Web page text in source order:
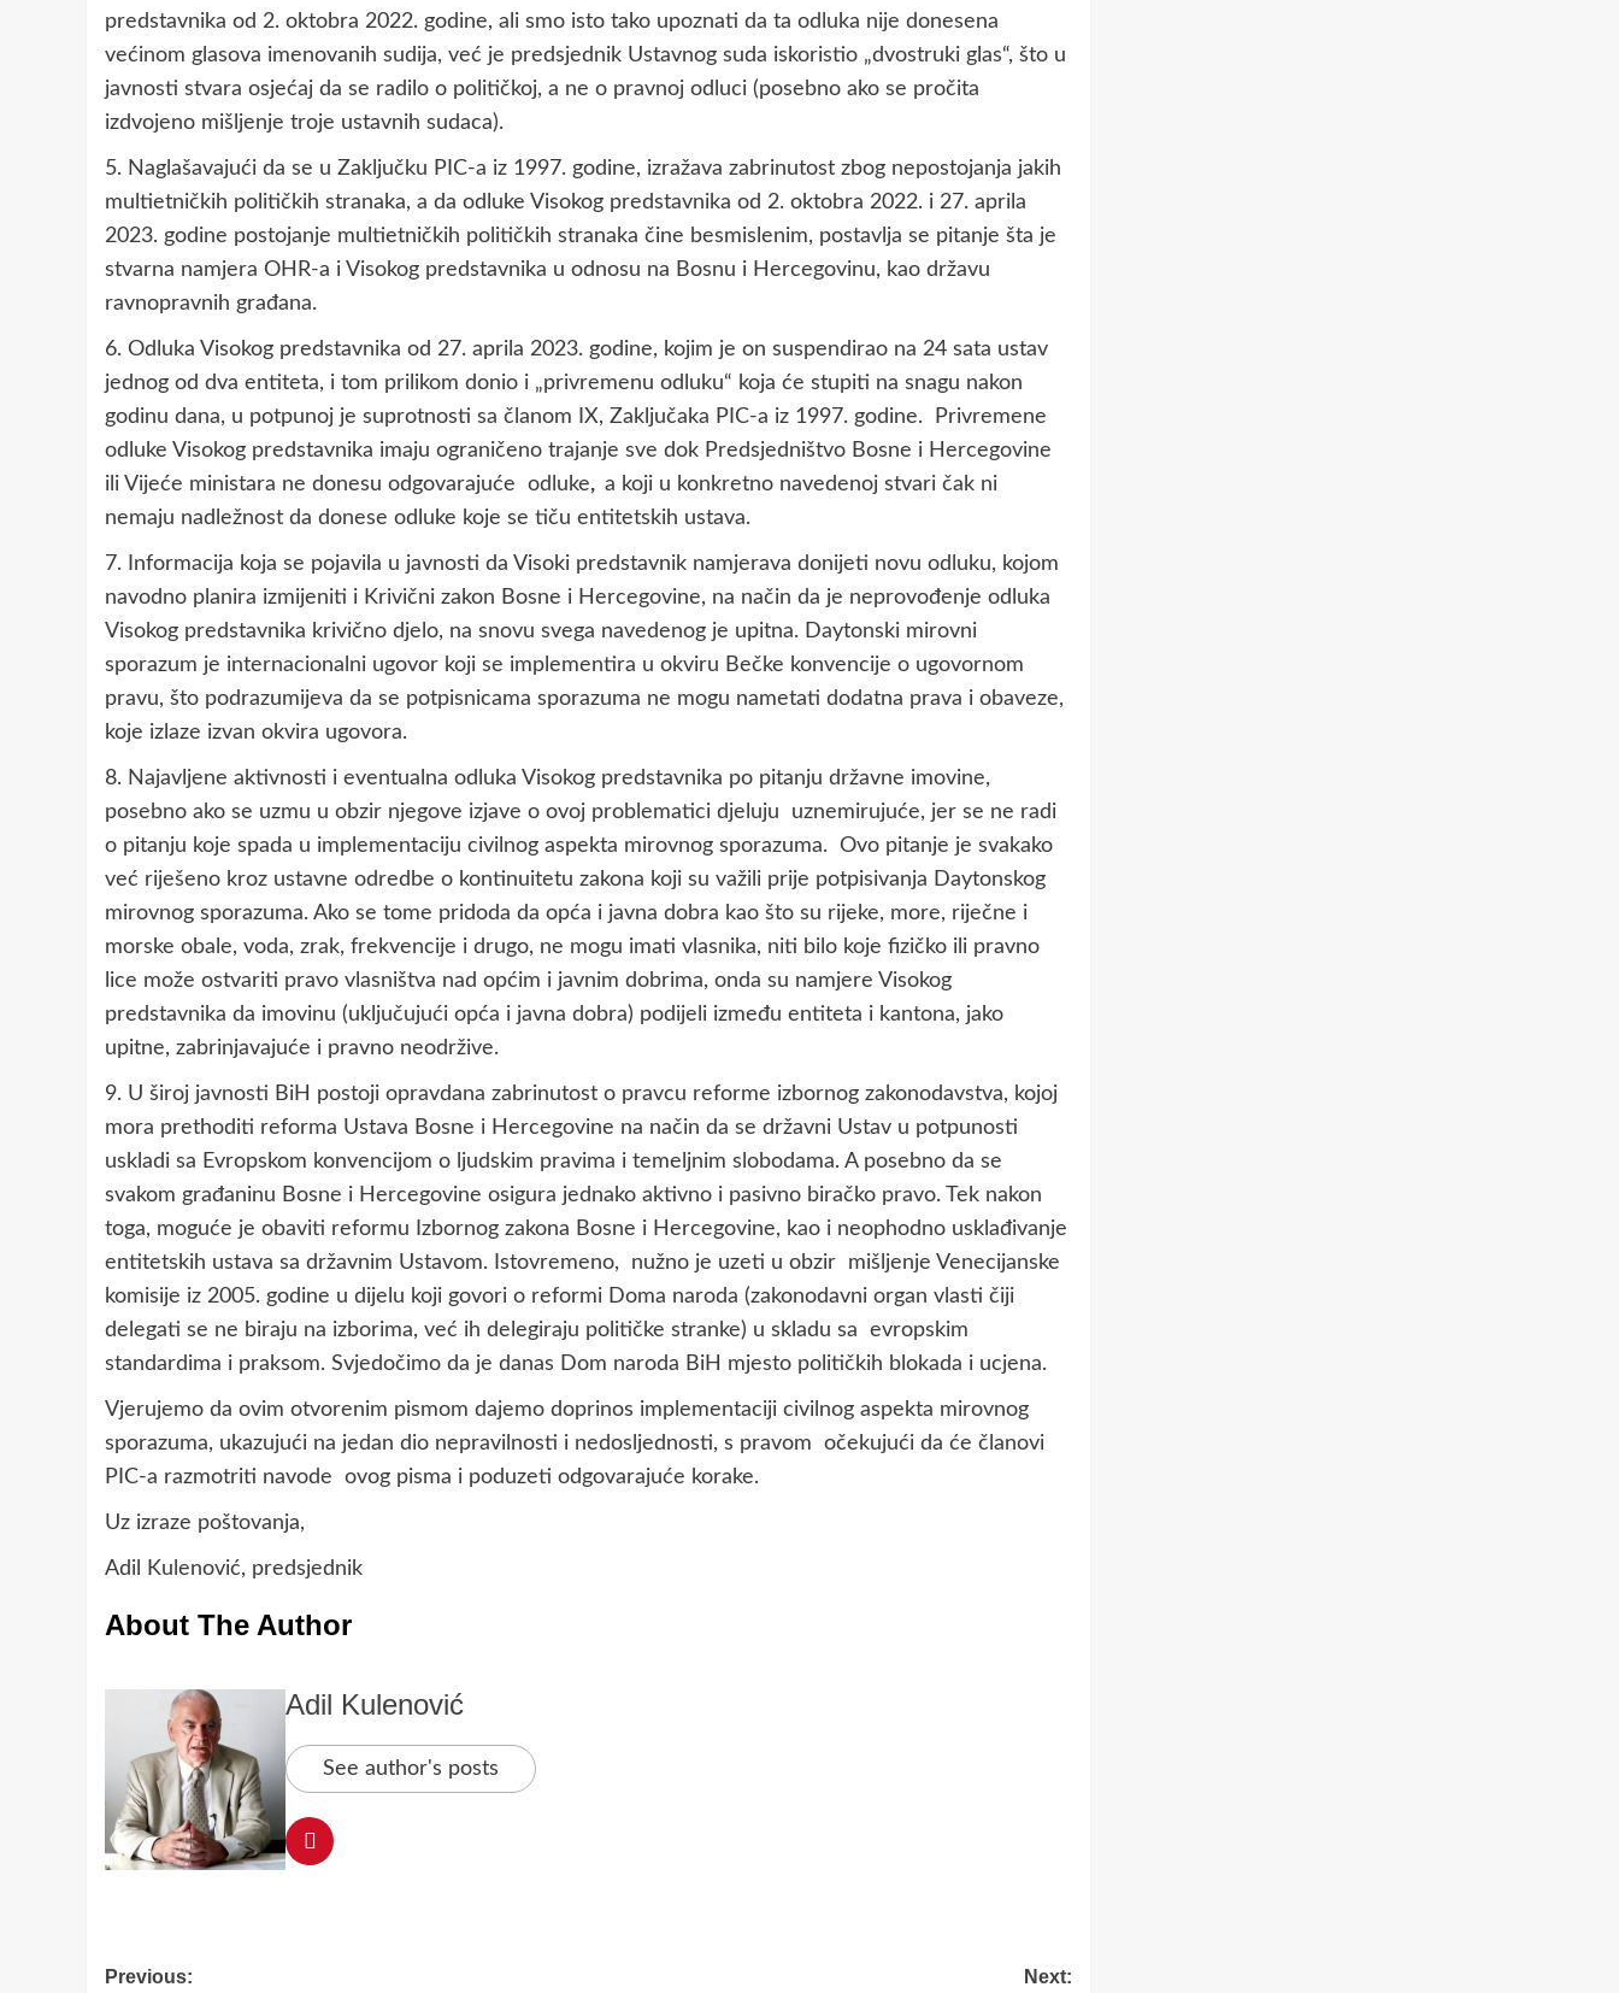
predstavnika od 2. oktobra 2022. godine, ali smo isto tako upoznati da ta odluka nije donesena
većinom glasova imenovanih sudija, već je predsjednik Ustavnog suda iskoristio „dvostruki glas“, što u
javnosti stvara osjećaj da se radilo o političkoj, a ne o pravnoj odluci (posebno ako se pročita
izdvojeno mišljenje troje ustavnih sudaca).
5. Naglašavajući da se u Zaključku PIC-a iz 1997. godine, izražava zabrinutost zbog nepostojanja jakih
multietničkih političkih stranaka, a da odluke Visokog predstavnika od 2. oktobra 2022. i 27. aprila
2023. godine postojanje multietničkih političkih stranaka čine besmislenim, postavlja se pitanje šta je
stvarna namjera OHR-a i Visokog predstavnika u odnosu na Bosnu i Hercegovinu, kao državu
ravnopravnih građana.
6. Odluka Visokog predstavnika od 27. aprila 2023. godine, kojim je on suspendirao na 24 sata ustav
jednog od dva entiteta, i tom prilikom donio i „privremenu odluku“ koja će stupiti na snagu nakon
godinu dana, u potpunoj je suprotnosti sa članom IX, Zaključaka PIC-a iz 1997. godine. Privremene
odluke Visokog predstavnika imaju ograničeno trajanje sve dok Predsjedništvo Bosne i Hercegovine
ili Vijeće ministara ne donesu odgovarajuće odluke, a koji u konkretno navedenoj stvari čak ni
nemaju nadležnost da donese odluke koje se tiču entitetskih ustava.
7. Informacija koja se pojavila u javnosti da Visoki predstavnik namjerava donijeti novu odluku, kojom
navodno planira izmijeniti i Krivični zakon Bosne i Hercegovine, na način da je neprovođenje odluka
Visokog predstavnika krivično djelo, na snovu svega navedenog je upitna. Daytonski mirovni
sporazum je internacionalni ugovor koji se implementira u okviru Bečke konvencije o ugovornom
pravu, što podrazumijeva da se potpisnicama sporazuma ne mogu nametati dodatna prava i obaveze,
koje izlaze izvan okvira ugovora.
8. Najavljene aktivnosti i eventualna odluka Visokog predstavnika po pitanju državne imovine,
posebno ako se uzmu u obzir njegove izjave o ovoj problematici djeluju uznemirujuće, jer se ne radi
o pitanju koje spada u implementaciju civilnog aspekta mirovnog sporazuma. Ovo pitanje je svakako
već riješeno kroz ustavne odredbe o kontinuitetu zakona koji su važili prije potpisivanja Daytonskog
mirovnog sporazuma. Ako se tome pridoda da opća i javna dobra kao što su rijeke, more, riječne i
morske obale, voda, zrak, frekvencije i drugo, ne mogu imati vlasnika, niti bilo koje fizičko ili pravno
lice može ostvariti pravo vlasništva nad općim i javnim dobrima, onda su namjere Visokog
predstavnika da imovinu (uključujući opća i javna dobra) podijeli između entiteta i kantona, jako
upitne, zabrinjavajuće i pravno neodržive.
9. U široj javnosti BiH postoji opravdana zabrinutost o pravcu reforme izbornog zakonodavstva, kojoj
mora prethoditi reforma Ustava Bosne i Hercegovine na način da se državni Ustav u potpunosti
uskladi sa Evropskom konvencijom o ljudskim pravima i temeljnim slobodama. A posebno da se
svakom građaninu Bosne i Hercegovine osigura jednako aktivno i pasivno biračko pravo. Tek nakon
toga, moguće je obaviti reformu Izbornog zakona Bosne i Hercegovine, kao i neophodno usklađivanje
entitetskih ustava sa državnim Ustavom. Istovremeno, nužno je uzeti u obzir mišljenje Venecijanske
komisije iz 2005. godine u dijelu koji govori o reformi Doma naroda (zakonodavni organ vlasti čiji
delegati se ne biraju na izborima, već ih delegiraju političke stranke) u skladu sa evropskim
standardima i praksom. Svjedočimo da je danas Dom naroda BiH mjesto političkih blokada i ucjena.
Vjerujemo da ovim otvorenim pismom dajemo doprinos implementaciji civilnog aspekta mirovnog
sporazuma, ukazujući na jedan dio nepravilnosti i nedosljednosti, s pravom očekujući da će članovi
PIC-a razmotriti navode ovog pisma i poduzeti odgovarajuće korake.
Uz izraze poštovanja,
Adil Kulenović, predsjednik
About The Author
Adil Kulenović
See author's posts
Post
Previous: Next: